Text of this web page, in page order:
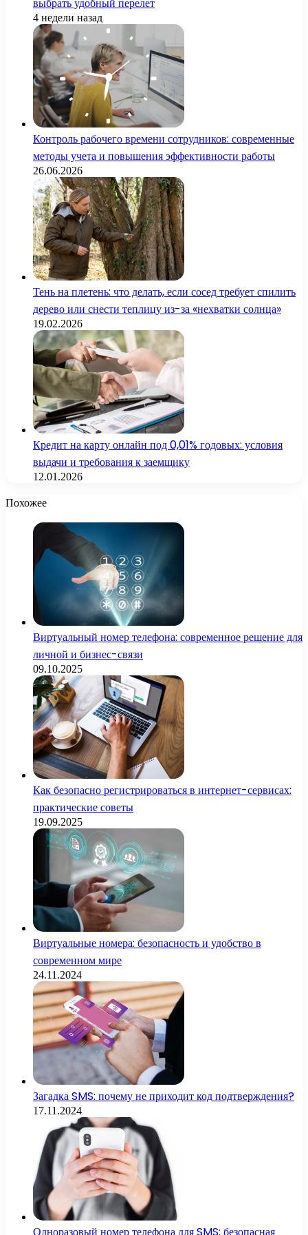
4 недели назад
Контроль рабочего времени сотрудников: современные
методы учета и повышения эффективности работы
26.06.2026
Тень на плетень: что делать, если сосед требует спилить
дерево или снести теплицу из-за «нехватки солнца»
19.02.2026
Кредит на карту онлайн под 0,01% годовых: условия
выдачи и требования к заемщику
12.01.2026
Похожее
Виртуальный номер телефона: современное решение для
личной и бизнес-связи
09.10.2025
Как безопасно регистрироваться в интернет-сервисах:
практические советы
19.09.2025
Виртуальные номера: безопасность и удобство в
современном мире
24.11.2024
Загадка SMS: почему не приходит код подтверждения?
17.11.2024
Одноразовый номер телефона для SMS: безопасная